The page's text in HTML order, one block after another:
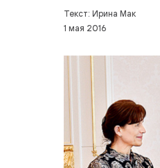
Текст: Ирина Мак
1 мая 2016